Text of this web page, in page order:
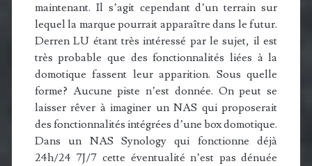
maintenant. Il s’agit cependant d’un terrain sur
lequel la marque pourrait apparaître dans le futur.
Derren LU étant très intéressé par le sujet, il est
très probable que des fonctionnalités liées à la
domotique fassent leur apparition. Sous quelle
forme? Aucune piste n’est donnée. On peut se
laisser rêver à imaginer un NAS qui proposerait
des fonctionnalités intégrées d’une box domotique.
Dans un NAS Synology qui fonctionne déjà
24h/24 7J/7 cette éventualité n’est pas dénuée